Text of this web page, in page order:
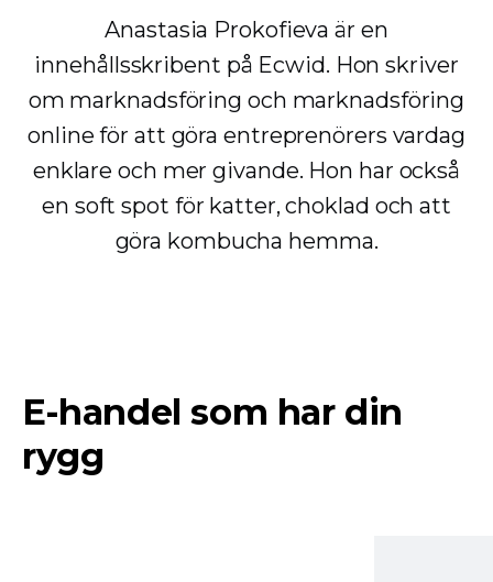
Anastasia Prokofieva är en
innehållsskribent på Ecwid. Hon skriver
om marknadsföring och marknadsföring
online för att göra entreprenörers vardag
enklare och mer givande. Hon har också
en soft spot för katter, choklad och att
göra kombucha hemma.
E-handel som har din
rygg